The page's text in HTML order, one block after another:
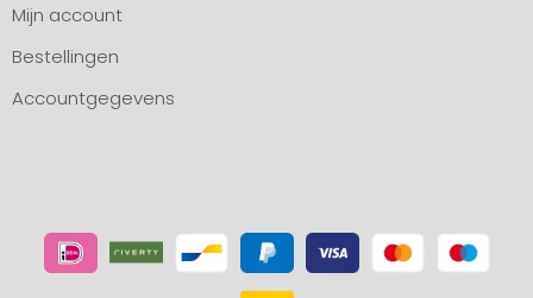
Mijn account
Bestellingen
Accountgegevens